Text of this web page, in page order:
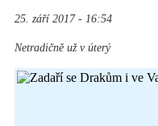
25. září 2017 - 16:54
Netradičně už v úterý